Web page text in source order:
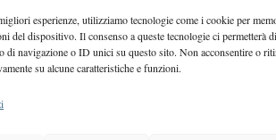
esperienze, utilizziamo tecnologie come i cookie per
del dispositivo. Il consenso a queste tecnologie ci permetterà
di navigazione o ID unici su questo sito. Non acconsentire o
su alcune caratteristiche e funzioni.
EDITORIALE PRESIDENTE
Costruire futuro insieme